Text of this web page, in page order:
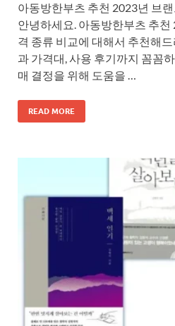
아동방한부츠 추천 2023년 브
안녕하세요. 아동방한부츠 추천
격 종류 비교에 대해서 추천해
과 가격대, 사용 후기까지 꼼꼼
매 결정을 위해 도움을 …
READ MORE